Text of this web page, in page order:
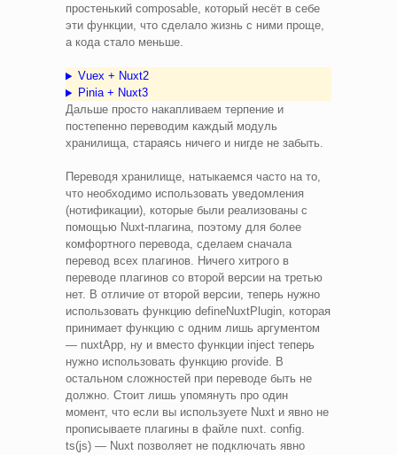
простенький composable, который несёт в себе
эти функции, что сделало жизнь с ними проще,
а кода стало меньше.
Vuex + Nuxt2
Pinia + Nuxt3
Дальше просто накапливаем терпение и
постепенно переводим каждый модуль
хранилища, стараясь ничего и нигде не забыть.
Переводя хранилище, натыкаемся часто на то,
что необходимо использовать уведомления
(нотификации), которые были реализованы с
помощью Nuxt-плагина, поэтому для более
комфортного перевода, сделаем сначала
перевод всех плагинов. Ничего хитрого в
переводе плагинов со второй версии на третью
нет. В отличие от второй версии, теперь нужно
использовать функцию defineNuxtPlugin, которая
принимает функцию с одним лишь аргументом
— nuxtApp, ну и вместо функции inject теперь
нужно использовать функцию provide. В
остальном сложностей при переводе быть не
должно. Стоит лишь упомянуть про один
момент, что если вы используете Nuxt и явно не
прописываете плагины в файле nuxt. config.
ts(js) — Nuxt позволяет не подключать явно